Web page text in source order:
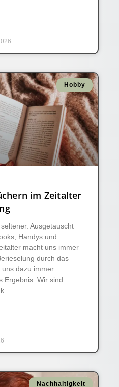
Hobby
im Zeitalter
Ausgetauscht
Handys und
macht uns immer
durch das
dazu immer
Ergebnis: Wir sind
Nachhaltigkeit